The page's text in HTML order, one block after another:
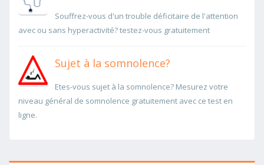
Souffrez-vous d'un trouble déficitaire de l'attention
avec ou sans hyperactivité? testez-vous gratuitement
Sujet à la somnolence?
Etes-vous sujet à la somnolence? Mesurez votre
niveau général de somnolence gratuitement avec ce test en
ligne.